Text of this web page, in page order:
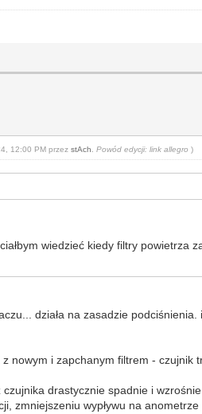
12:00 PM przez stAch Powód edycji: link allegro )
wiedzieć kiedy filtry
działa na zasadzie
nowym i zapchanym filtrem - czujnik
drastycznie spadnie i
zmniejszeniu wypływu na